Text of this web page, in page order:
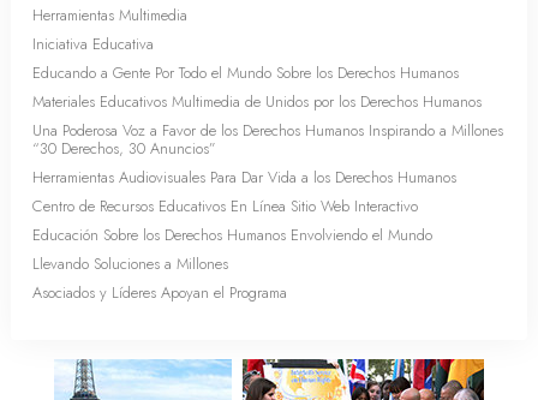
Herramientas Multimedia
Iniciativa Educativa
Educando a Gente Por Todo el Mundo Sobre los Derechos Humanos
Materiales Educativos Multimedia de Unidos por los Derechos Humanos
Una Poderosa Voz a Favor de los Derechos Humanos Inspirando a Millones
“30 Derechos, 30 Anuncios”
Herramientas Audiovisuales Para Dar Vida a los Derechos Humanos
Centro de Recursos Educativos En Línea Sitio Web Interactivo
Educación Sobre los Derechos Humanos Envolviendo el Mundo
Llevando Soluciones a Millones
Asociados y Líderes Apoyan el Programa